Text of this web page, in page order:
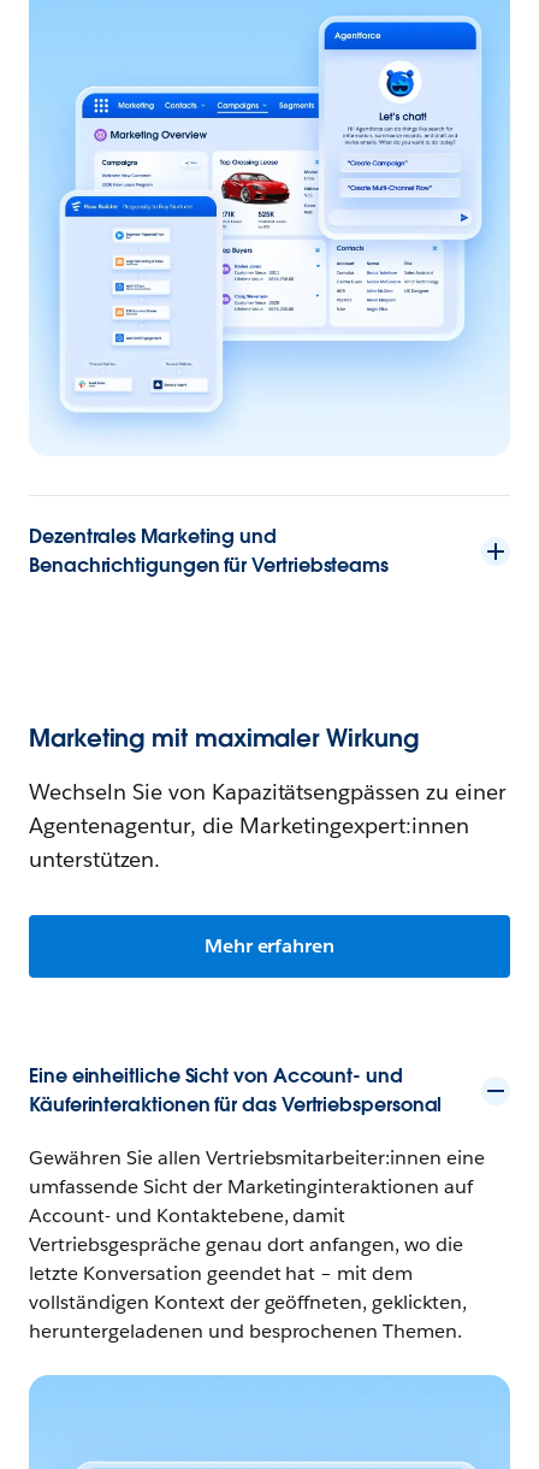
Dezentrales Marketing und
Benachrichtigungen für Vertriebsteams
Marketing mit maximaler Wirkung
Wechseln Sie von Kapazitätsengpässen zu einer
Agentenagentur, die Marketingexpert:innen
unterstützen.
Mehr erfahren
Eine einheitliche Sicht von Account- und
Käuferinteraktionen für das Vertriebspersonal
Gewähren Sie allen Vertriebsmitarbeiter:innen eine
umfassende Sicht der Marketinginteraktionen auf
Account- und Kontaktebene, damit
Vertriebsgespräche genau dort anfangen, wo die
letzte Konversation geendet hat – mit dem
vollständigen Kontext der geöffneten, geklickten,
heruntergeladenen und besprochenen Themen.